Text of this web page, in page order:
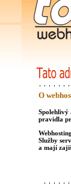
O
Spolehlivý
pravidla
Služby
a mají